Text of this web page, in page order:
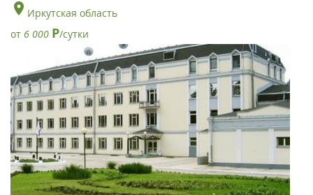
Иркутская область
от 6 000 Р/сутки